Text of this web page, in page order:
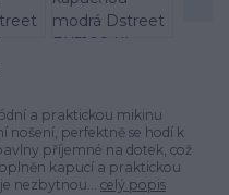
a praktickou mikinu
nošení, perfektně se hodí k
příjemné na dotek, což
kapucí a praktickou
nezbytnou... celý popis